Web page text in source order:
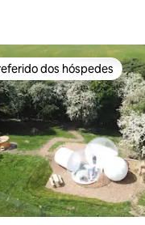
média de 5, 197
os melhores preferidos
dos hóspedes